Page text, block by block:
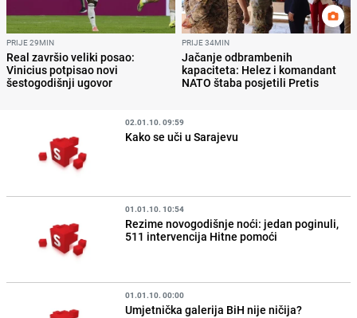
PRIJE 29MIN
Real završio veliki posao:
Vinicius potpisao novi
šestogodišnji ugovor
PRIJE 34MIN
Jačanje odbrambenih
kapaciteta: Helez i komandant
NATO štaba posjetili Pretis
02.01.10. 09:59
Kako se uči u Sarajevu
01.01.10. 10:54
Rezime novogodišnje noći: jedan poginuli,
511 intervencija Hitne pomoći
01.01.10. 00:00
Umjetnička galerija BiH nije ničija?